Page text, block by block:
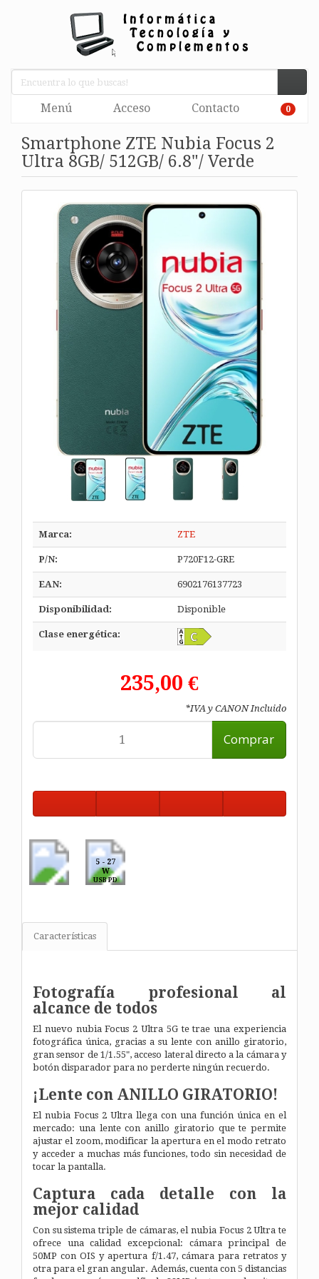
Menú Acceso Contacto 0
Smartphone ZTE Nubia Focus 2
Ultra 8GB/ 512GB/ 6.8"/ Verde
Marca: ZTE
P/N: P720F12-GRE
EAN: 6902176137723
Disponibilidad: Disponible
Clase energética:
235,00 €
*IVA y CANON Incluido
Comprar
5 - 27
W
USB PD
Características
Fotografía profesional al
alcance de todos
El nuevo nubia Focus 2 Ultra 5G te trae una experiencia
fotográfica única, gracias a su lente con anillo giratorio,
gran sensor de 1/1.55", acceso lateral directo a la cámara y
botón disparador para no perderte ningún recuerdo.
¡Lente con ANILLO GIRATORIO!
El nubia Focus 2 Ultra llega con una función única en el
mercado: una lente con anillo giratorio que te permite
ajustar el zoom, modificar la apertura en el modo retrato
y acceder a muchas más funciones, todo sin necesidad de
tocar la pantalla.
Captura cada detalle con la
mejor calidad
Con su sistema triple de cámaras, el nubia Focus 2 Ultra te
ofrece una calidad excepcional: cámara principal de
50MP con OIS y apertura f/1.47, cámara para retratos y
otra para el gran angular. Además, cuenta con 5 distancias